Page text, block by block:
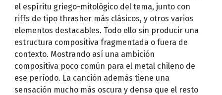
el espíritu griego-mitológico del tema, junto con
riffs de tipo thrasher más clásicos, y otros varios
elementos destacables. Todo ello sin producir una
estructura compositiva fragmentada o fuera de
contexto. Mostrando así una ambición
compositiva poco común para el metal chileno de
ese período. La canción además tiene una
sensación mucho más oscura y densa que el resto